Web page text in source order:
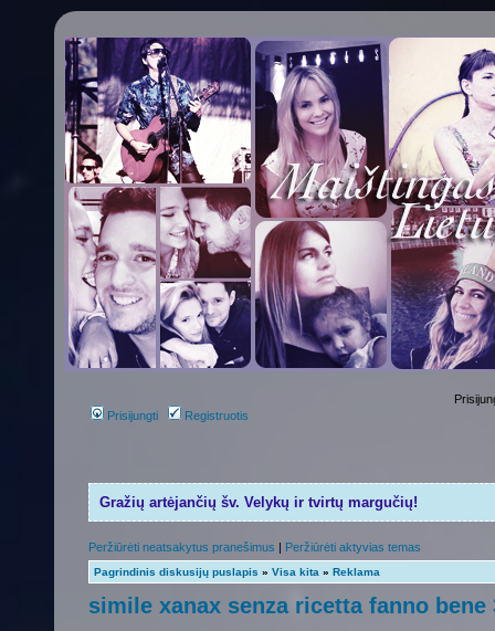
Prisijungti Registruotis
Gražių artėjančių šv. Velykų ir tvirtų margučių!
Peržiūrėti neatsakytus pranešimus | Peržiūrėti aktyvias temas
Pagrindinis diskusijų puslapis » Visa kita » Reklama
simile xanax senza ricetta fanno bene